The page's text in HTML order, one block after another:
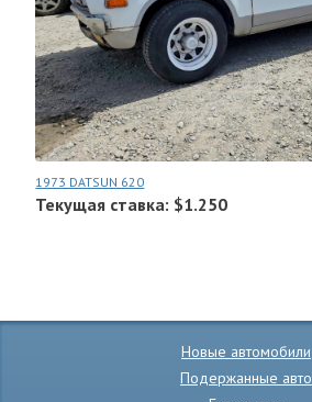
1973 DATSUN 620
Текущая ставка: $1.250
Новые автомобили
Подержанные авто